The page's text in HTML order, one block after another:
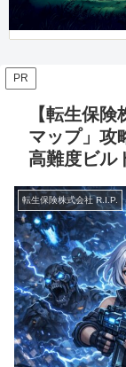
PR
【転生保
マップ」攻
高難度ビル
転生保険株式会社 R.I.P.